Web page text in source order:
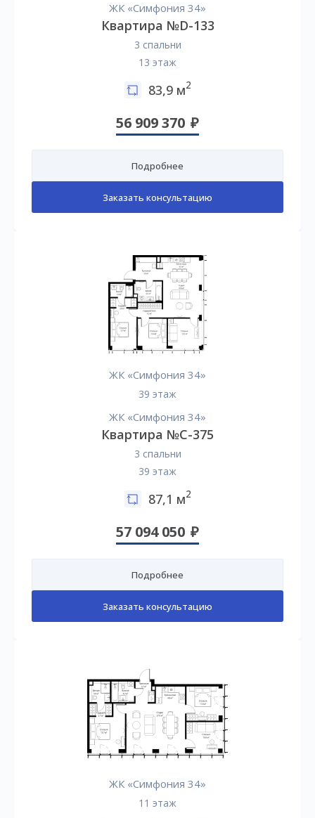
ЖК «Симфония 34»
Квартира №D-133
3 спальни
13 этаж
83,9 м2
56 909 370
Подробнее
Заказать консультацию
ЖК «Симфония 34»
39 этаж
ЖК «Симфония 34»
Квартира №C-375
3 спальни
39 этаж
87,1 м2
57 094 050
Подробнее
Заказать консультацию
ЖК «Симфония 34»
11 этаж